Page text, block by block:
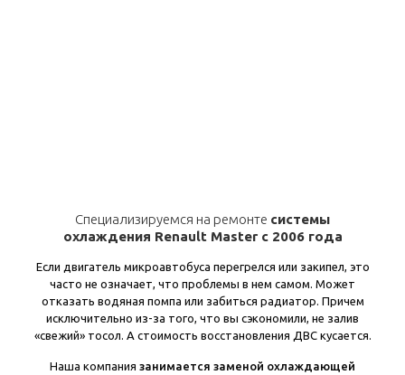
Специализируемся на ремонте системы
охлаждения Renault Master с 2006 года
Если двигатель микроавтобуса перегрелся или закипел, это
часто не означает, что проблемы в нем самом. Может
отказать водяная помпа или забиться радиатор. Причем
исключительно из-за того, что вы сэкономили, не залив
«свежий» тосол. А стоимость восстановления ДВС кусается.
Наша компания занимается заменой охлаждающей